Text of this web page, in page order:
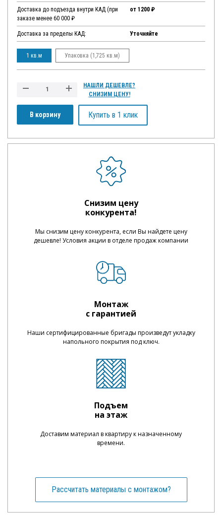
Доставка до подъезда внутри КАД (при
заказе менее 60 000 ₽
от 1200 ₽
Доставка за пределы КАД: Уточняйте
1 кв.м Упаковка (1,725 кв.м)
В корзину
НАШЛИ ДЕШЕВЛЕ?
СНИЗИМ ЦЕНУ!
Купить в 1 клик
Снизим цену
конкурента!
Мы снизим цену конкурента, если Вы найдете цену
дешевле! Условия акции в отделе продаж компании
Монтаж
с гарантией
Наши сертифицированные бригады произведут укладку
напольного покрытия под ключ.
Подъем
на этаж
Доставим материал в квартиру к назначенному
времени.
Рассчитать материалы с монтажом?